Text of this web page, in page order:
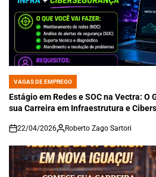
POSTED
IN
VAGAS DE EMPREGO
Estágio em Redes e SOC na Vectra:
sua Carreira em Infraestrutura e
on
22/04/2026 Roberto Zago Sartori